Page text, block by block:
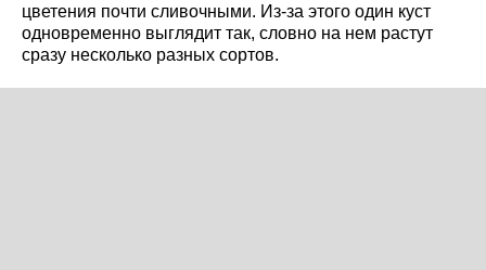
цветения почти сливочными. Из-за этого один куст
одновременно выглядит так, словно на нем растут
сразу несколько разных сортов.